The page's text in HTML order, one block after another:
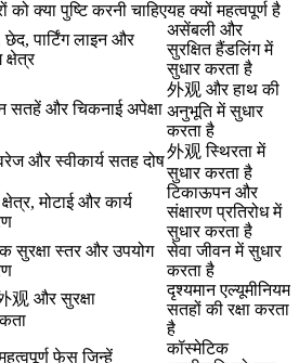
को क्या पुष्टि करनी चाहिएयह क्यों महत्वपूर्ण है
छेद, पार्टिंग लाइन और
असेंबली और
सुरक्षित हैंडलिंग में
सुधार करता है
सतहें और चिकनाई अपेक्षा
外观 और हाथ की
अनुभूति में सुधार
करता है
और स्वीकार्य सतह दोष
外观 स्थिरता में
सुधार करता है
मोटाई और कार्य
टिकाऊपन और
संक्षारण प्रतिरोध में
सुधार करता है
सुरक्षा स्तर और उपयोग
सेवा जीवन में सुधार
करता है
观 और सुरक्षा
दृश्यमान एल्यूमीनियम
सतहों की रक्षा करता
है
फेस जिन्हें
कॉस्मेटिक